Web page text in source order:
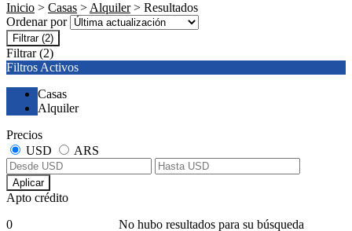
Inicio > Casas >Alquiler> Resultados
Ordenar por
Filtrar (2)
Filtrar (2)
Filtros Activos
Casas
Alquiler
Precios
USD
ARS
Aplicar
Apto crédito
No hubo resultados para su búsqueda
0